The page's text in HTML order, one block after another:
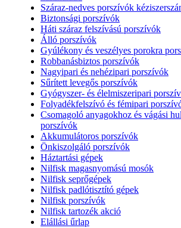
Száraz-nedves porszívók
Biztonsági porszívók
Háti száraz felszívású porszívók
Álló porszívók
Gyúlékony és veszélyes porokra
Robbanásbiztos porszívók
Nagyipari és nehézipari porszívók
Sűrített levegős porszívók
Gyógyszer- és élelmiszeripari
Folyadékfelszívó és fémipari
Csomagoló anyagokhoz és vágási
porszívók
Akkumulátoros porszívók
Önkiszolgáló porszívók
Háztartási gépek
Nilfisk magasnyomású mosók
Nilfisk seprőgépek
Nilfisk padlótisztító gépek
Nilfisk porszívók
Nilfisk tartozék akció
Elállási űrlap